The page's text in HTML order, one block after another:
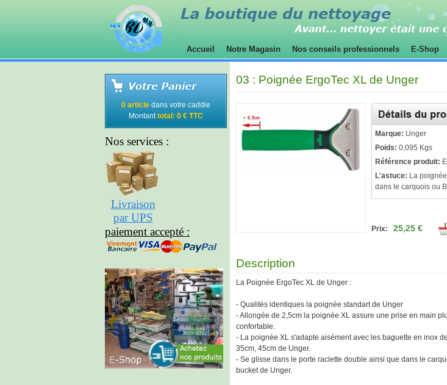
Accueil Notre Magasin Nos conseils professionnels E-Shop
0 article dans votre caddie
Montanttotal: 0 € TTC
Nos services :
Livraison
par UPS
paiement accepté :
03 : Poignée ErgoTec XL de Unger
Marque: Unger
Poids: 0,095 Kgs
Référence produit:
L'astuce: La
dans le carquois ou
Prix: 25,25 €
Description
La Poignée ErgoTec XL de Unger :
- Qualités identiques la poignée standart de Unger
- Allongée de 2,5cm la poignée XL assure une prise en main
confortable.
- La poignée XL s'adapte aisément avec les baguette en inox
35cm, 45cm de Unger.
- Se glisse dans le porte raclette double ainsi que dans le
bucket de Unger.